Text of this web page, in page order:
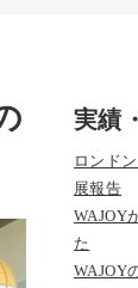
実績
ロンド
展報告
WAJOY
た
WAJOY